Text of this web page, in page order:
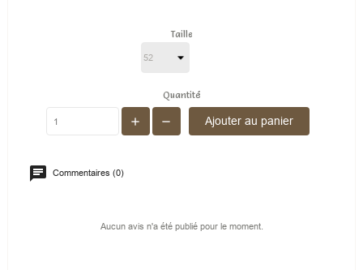
Taille
Quantité
Ajouter au panier
Commentaires (0)
Aucun avis n'a été publié pour le moment.